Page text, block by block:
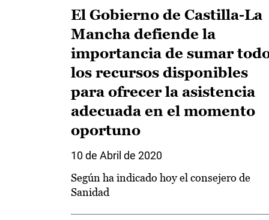
El Gobierno de Castilla-La
Mancha defiende la
importancia de sumar
los recursos disponibles
para ofrecer la asistencia
adecuada en el momento
oportuno
10 de Abril de 2020
Según ha indicado hoy el consejero de
Sanidad